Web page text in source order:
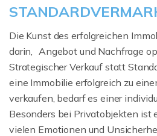
Die Kunst des erfolgreichen
darin, Angebot und Nachfrage
Strategischer Verkauf statt
eine Immobilie erfolgreich zu
verkaufen, bedarf es einer
Besonders bei Privatobjekten ist
vielen Emotionen und